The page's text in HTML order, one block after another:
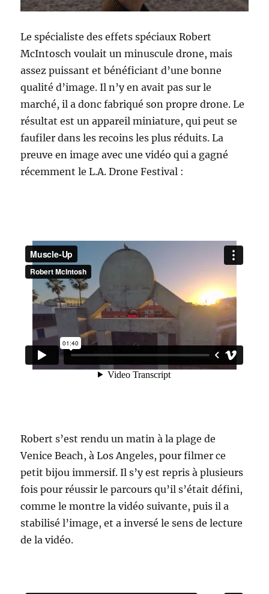
Le spécialiste des effets spéciaux Robert
McIntosch voulait un minuscule drone, mais
assez puissant et bénéficiant d’une bonne
qualité d’image. Il n’y en avait pas sur le
marché, il a donc fabriqué son propre drone. Le
résultat est un appareil miniature, qui peut se
faufiler dans les recoins les plus réduits. La
preuve en image avec une vidéo qui a gagné
récemment le L.A. Drone Festival :
Robert s’est rendu un matin à la plage de
Venice Beach, à Los Angeles, pour filmer ce
petit bijou immersif. Il s’y est repris à plusieurs
fois pour réussir le parcours qu’il s’était défini,
comme le montre la vidéo suivante, puis il a
stabilisé l’image, et a inversé le sens de lecture
de la vidéo.